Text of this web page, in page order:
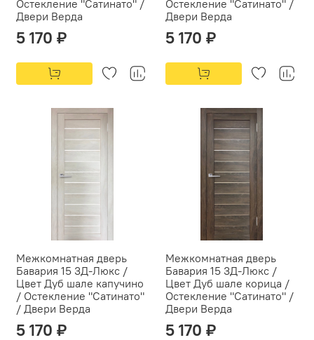
Остекление "Сатинато" /
Двери Верда
5 170 ₽
Остекление "Сатинато" /
Двери Верда
5 170 ₽
Межкомнатная дверь
Бавария 15 3Д-Люкс /
Цвет Дуб шале капучино
/ Остекление "Сатинато"
/ Двери Верда
5 170 ₽
Межкомнатная дверь
Бавария 15 3Д-Люкс /
Цвет Дуб шале корица /
Остекление "Сатинато" /
Двери Верда
5 170 ₽